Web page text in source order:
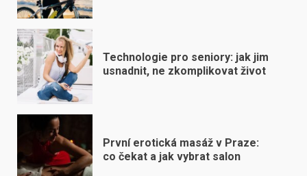
Technologie pro seniory: jak jim
usnadnit, ne zkomplikovat život
První erotická masáž v Praze:
co čekat a jak vybrat salon